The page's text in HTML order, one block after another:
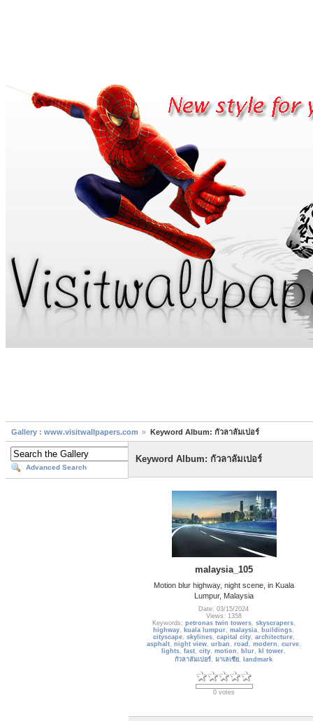
Gallery : www.visitwallpapers.com Keyword Album: กัวลาลัมเปอร์
Advanced Search
Keyword Album: กัวลาลัมเปอร์
malaysia_105
Motion blur highway, night scene, in Kuala
Lumpur, Malaysia
Date: 03/15/2024
Views: 1358
Keywords: petronas twin towers, skyscrapers,
highway, kuala lumpur,malaysia, buildings,
cityscape, skylines, capital city, architecture,
asphalt, night view, urban , road , modern , curve,
lights,fast,city,motion , blur, kl tower,
กัวลาลัมเปอร์,มาเลเซีย, landmark
0 votes